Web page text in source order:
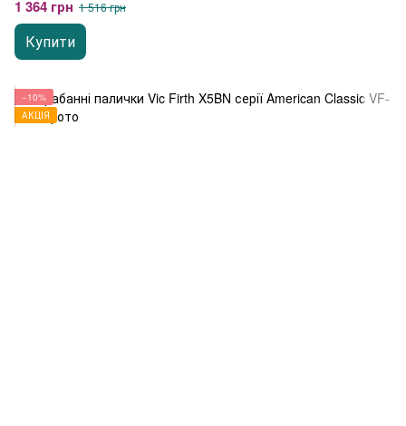
1 364 грн 1 516 грн
Купити
−10%
АКЦІЯ